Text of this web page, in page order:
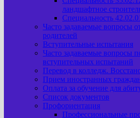
ландшафтное
Специальность
Часто задаваемые вопросы
родителей
Вступительные испытания
Часто задаваемые вопросы
вступительных испытаний
Перевод в колледж.
Прием иностранных
Оплата за обучение для
Список документов
Профориентация
Профессиональные